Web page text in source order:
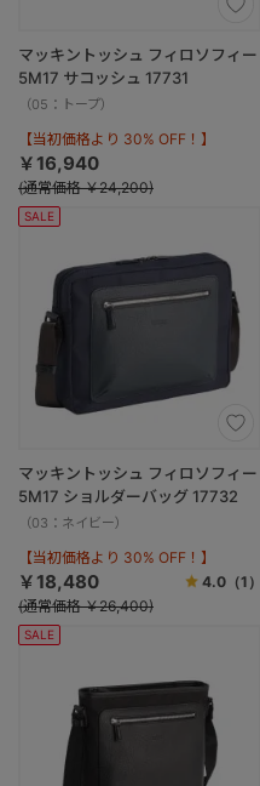
マッキントッシュ フィロソフィー
5M17 サコッシュ 17731
（05：トープ）
【当初価格より 30% OFF！】
￥16,940
(通常価格 ￥24,200)
SALE
マッキントッシュ フィロソフィー
5M17 ショルダーバッグ 17732
（03：ネイビー）
【当初価格より 30% OFF！】
￥18,480 4.0（1）
(通常価格 ￥26,400)
SALE